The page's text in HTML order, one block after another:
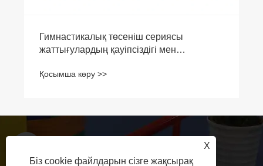
Гимнастикалық төсеніш сериясы
жаттығулардың қауіпсіздігі мен
Қосымша көру >>
X
Біз cookie файлдарын сізге жақсырақ